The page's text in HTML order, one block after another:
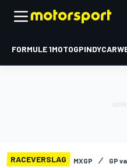
FORMULE 1MOTOGPINDYCAR
RACEVERSLAG MXGP GP